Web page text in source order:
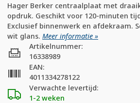
Hager Berker centraalplaat met
opdruk. Geschikt voor 120-minuten
Exclusief binnenwerk en afdekraam.
wit glans. Meer informatie »
Verwachte levertijd:
1-2 weken
Artikelnummer:
16338989
EAN:
4011334278122